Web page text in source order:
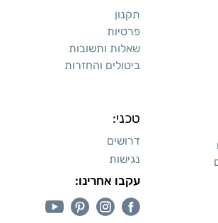
תקנון
פרטיות
שאלות ותשובות
ביטולים והחזרות
טכני:
דרושים
נגישות
עקבו אחרינו: